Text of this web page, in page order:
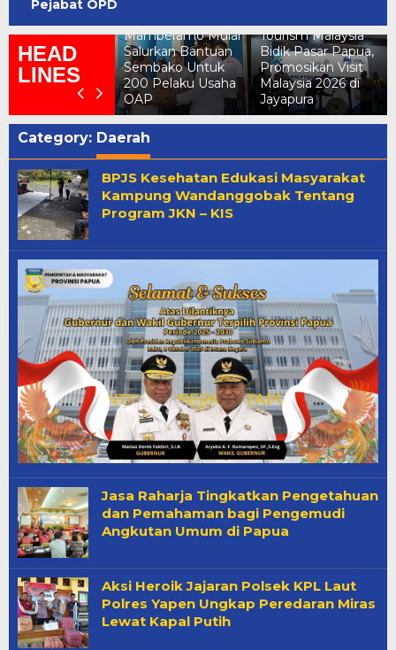
Pejabat OPD
HEAD
LINES
Teken
Dengan
Papua
Mamberamo Mulai
Salurkan Bantuan
Sembako Untuk
200 Pelaku Usaha
OAP
Tourism Malaysia
Bidik Pasar Papua,
Promosikan Visit
Malaysia 2026 di
Jayapura
Category: Daerah
BPJS Kesehatan Edukasi Masyarakat
Kampung Wandanggobak Tentang
Program JKN – KIS
Jasa Raharja Tingkatkan Pengetahuan
dan Pemahaman bagi Pengemudi
Angkutan Umum di Papua
Aksi Heroik Jajaran Polsek KPL Laut
Polres Yapen Ungkap Peredaran Miras
Lewat Kapal Putih